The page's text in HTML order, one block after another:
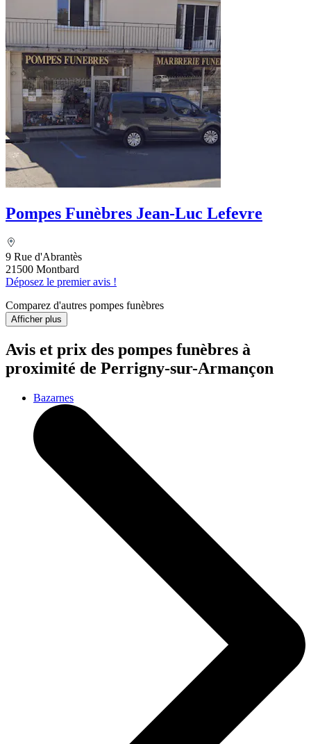
Pompes Funèbres Jean-Luc Lefevre
9 Rue d'Abrantès
21500 Montbard
Déposez le premier avis !
Comparez d'autres pompes funèbres
Afficher plus
Avis et prix des pompes funèbres à
proximité de Perrigny-sur-Armançon
Bazarnes